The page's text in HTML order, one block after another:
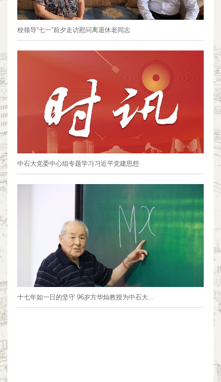
校领导“七一”前夕走访慰问离退休老同志
中石大党委中心组专题学习习近平党建思想
十七年如一日的坚守 96岁方华灿教授为中石大...